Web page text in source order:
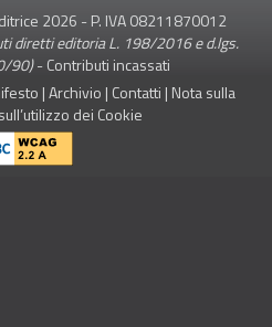
2026 - P. IVA 08211870012
diretti editoria L. 198/2016 e d.lgs.
90)-Contributi incassati
|Archivio | Contatti | Nota sulla
dei Cookie